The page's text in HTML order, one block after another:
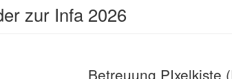
zur Infa 2026